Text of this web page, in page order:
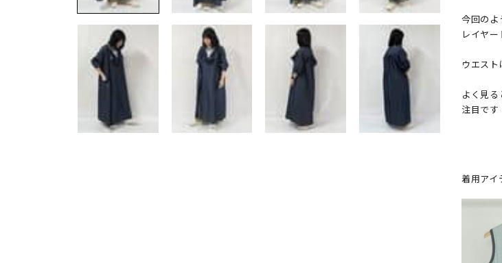
今回のよ
レイヤ
ウエスト
よく見
注目です
着用アイ